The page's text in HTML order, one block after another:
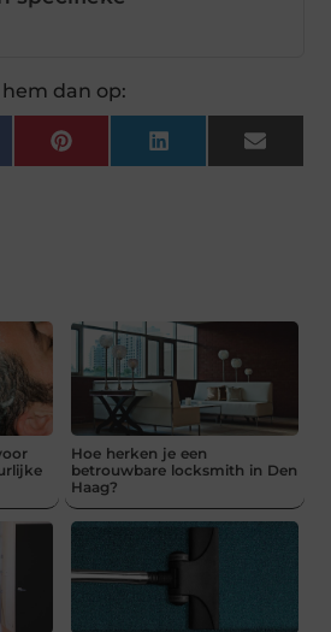
dan op:
PinterestLinkedInEmail
Hoe herken je een
betrouwbare locksmith in Den
Haag?